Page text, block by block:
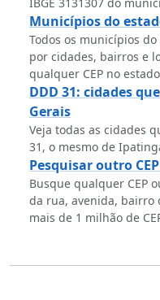
Municípios do
Todos os municípios
por cidades, bairros e
qualquer CEP no
DDD 31: cidades
Gerais
Veja todas as cidades
31, o mesmo de
Pesquisar outro
Busque qualquer CEP
da rua, avenida, bairro
mais de 1 milhão de